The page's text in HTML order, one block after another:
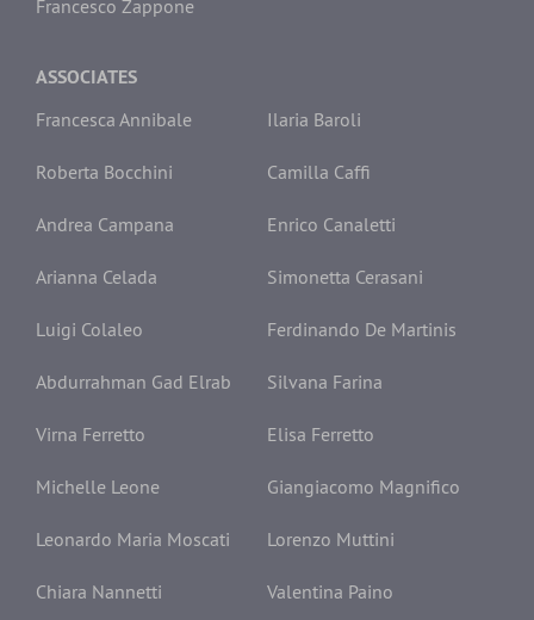
Francesco Zappone
ASSOCIATES
Francesca Annibale Ilaria Baroli
Roberta Bocchini Camilla Caffi
Andrea Campana Enrico Canaletti
Arianna Celada Simonetta Cerasani
Luigi Colaleo Ferdinando De Martinis
Abdurrahman Gad Elrab Silvana Farina
Virna Ferretto Elisa Ferretto
Michelle Leone Giangiacomo Magnifico
Leonardo Maria Moscati Lorenzo Muttini
Chiara Nannetti Valentina Paino